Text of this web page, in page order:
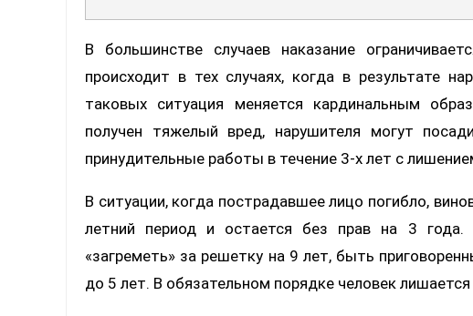
В большинстве случаев наказание
происходит в тех случаях, когда в результате
таковых ситуация меняется кардинальным
получен тяжелый вред, нарушителя могут
принудительные работы в течение 3-х лет с
В ситуации, когда пострадавшее лицо погибло,
летний период и остается без прав на 3
«загреметь» за решетку на 9 лет, быть
до 5 лет. В обязательном порядке человек лишается